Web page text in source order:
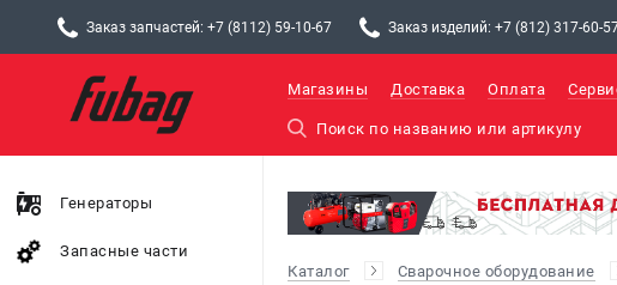
Заказ запчастей: +7 (8112) 59-10-67 Заказ изделий: +7 (812) 317-60-
Магазины Доставка Оплата
Генераторы
Запасные части
Каталог Сварочное оборудование